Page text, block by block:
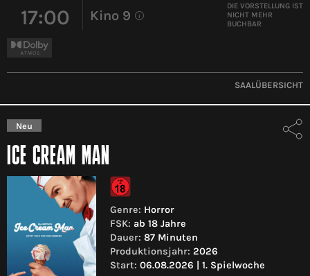
17:00 Kino 9 i
DIE VORSTELLUNG IST
NICHT MEHR
BUCHBAR
SAALÜBERSICHT
Neu
ICE CREAM MAN
Genre: Horror
FSK: ab 18 Jahre
Dauer: 87 Minuten
Produktionsjahr: 2026
Start: 06.08.2026 | 1. Spielwoche